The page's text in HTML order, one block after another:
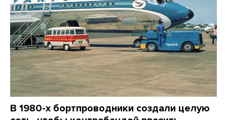
В 1980-х бортпроводники создали целую